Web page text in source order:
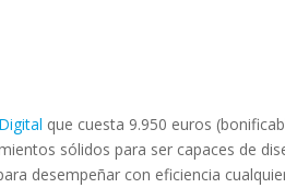
que cuesta 9.950 euros
sólidos para ser capaces de
desempeñar con eficiencia